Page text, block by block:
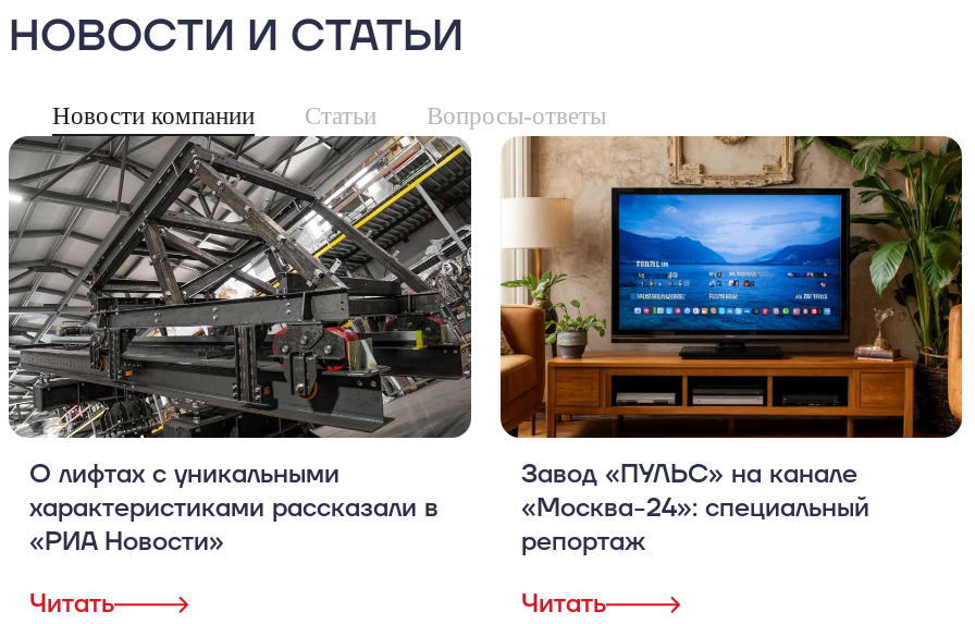
НОВОСТИ И СТАТЬИ
Новости компании Статьи Вопросы-ответы
О лифтах с уникальными
характеристиками рассказали в
«РИА Новости»
Читать
Завод «ПУЛЬС» на канале
«Москва-24»: специальный
репортаж
Читать